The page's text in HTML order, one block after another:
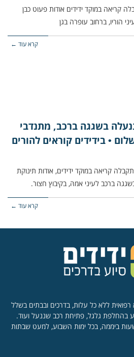
בשעה 20:39, התקבלה קריאה במוקד ידידים אודות פעוט כבן
הוריו, ברחוב עופרה בגן
קרא עוד ←
בשגגה ברכב, מתנדבי
• בידידים קוראים להורים
(חמישי) בשעה 18:05 התקבלה קריאה במוקד ידידים, אודות תינוקת
ברכב לעיני אמהּ, בקיבוץ חצור.
קרא עוד ←
ללא כל עלות, בדרכים ובבתים בשלל
בהחלפת גלגל, פתיחת רכב שננעל ועוד.
מספק עזרה לזולת 24 שעות ביממה, בכל ימות השבוע, למעט שבתות